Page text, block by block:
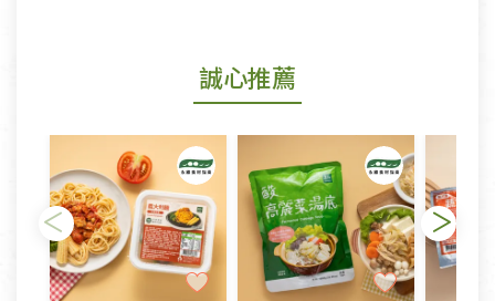
若您購買的商品有下列「不適用七天鑑賞期商品」情
形者，除商品瑕疵以外，恕不接受退換貨.
依消保法之規定提供該商品七天免費鑑賞期(含例假
日)的服務，原則上若商品未經使用或被汙損(除商品
瑕疵)，一般皆可申請退換貨。
不適用七天鑑賞期商品：
誠心推薦